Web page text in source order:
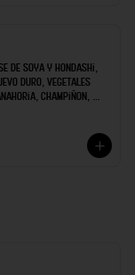
de soya y hondashi,
duro, vegetales
champiñon,